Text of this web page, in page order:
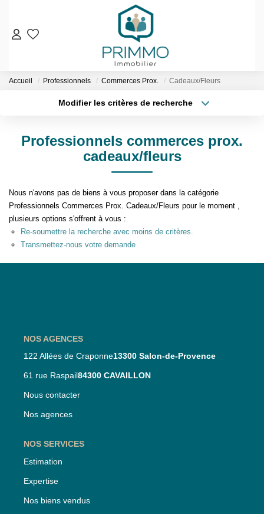
VENTES
Nos Biens En Vente
Nos Biens Vendus
LOCATIONS
ESTIMATION & EXPERTISE
NOS AGENCES
Qui Sommes-Nous
Notre Équipe
Accueil Professionnels Commerces Prox. Cadeaux/Fleurs
Modifier les critères de recherche
Budget max
Professionnels commerces prox.
cadeaux/fleurs
Nous n'avons pas de biens à vous proposer dans la catégorie
Professionnels Commerces Prox. Cadeaux/Fleurs pour le moment ,
plusieurs options s'offrent à vous :
Re-soumettre la recherche avec moins de critères.
Transmettez-nous votre demande
NOS AGENCES
122 Allées de Craponne13300 Salon-de-Provence
61 rue Raspail84300 CAVAILLON
Nous contacter
Nos agences
NOS SERVICES
Estimation
Expertise
Nos biens vendus